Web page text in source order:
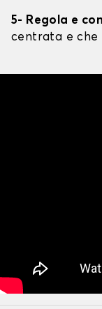
5- Regola e
centrata e che